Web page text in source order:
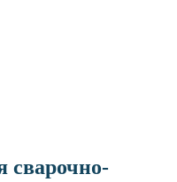
сварочно-